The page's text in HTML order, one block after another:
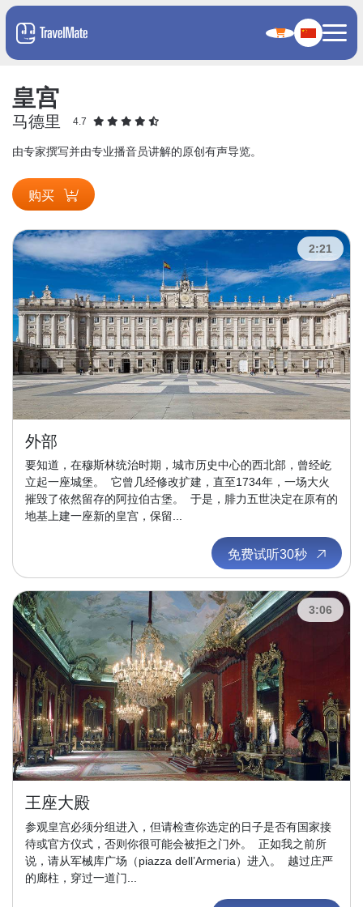
皇宫
马德里 4.7
由专家撰写并由专业播音员讲解的原创有声导览。
购买
2:21
外部
要知道，在穆斯林统治时期，城市历史中心的西北部，曾经屹
立起一座城堡。 它曾几经修改扩建，直至1734年，一场大火
摧毁了依然留存的阿拉伯古堡。 于是，腓力五世决定在原有的
地基上建一座新的皇宫，保留...
免费试听30秒
3:06
王座大殿
参观皇宫必须分组进入，但请检查你选定的日子是否有国家接
待或官方仪式，否则你很可能会被拒之门外。 正如我之前所
说，请从军械库广场（piazza dell’Armeria）进入。 越过庄严
的廊柱，穿过一道门...